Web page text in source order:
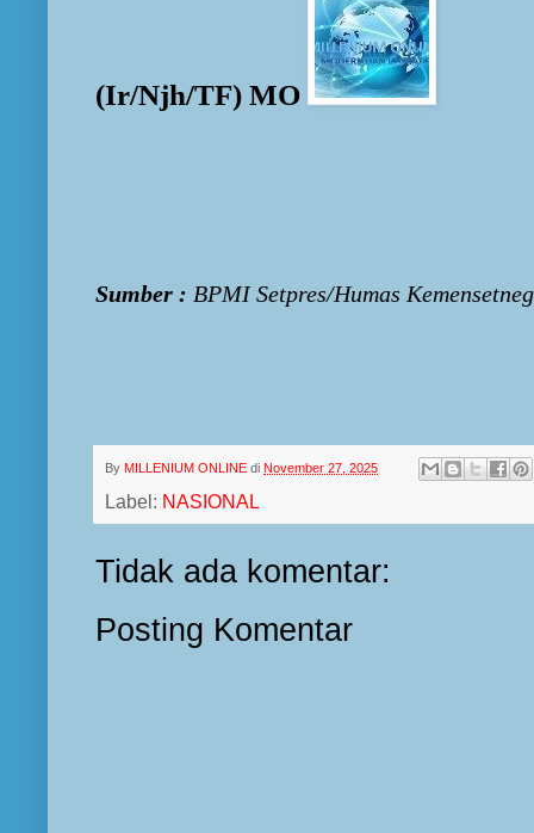
(Ir/Njh/TF) MO
Sumber : BPMI Setpres/Humas
By MILLENIUM ONLINE di November 27, 2025
Label: NASIONAL
Tidak ada komentar:
Posting Komentar